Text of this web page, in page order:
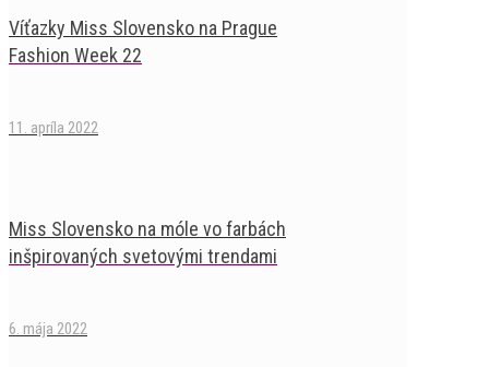
Víťazky Miss Slovensko na Prague
Fashion Week 22
11. apríla 2022
Miss Slovensko na móle vo farbách
inšpirovaných svetovými trendami
6. mája 2022